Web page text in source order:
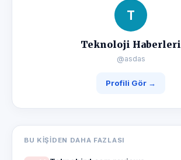
T
Teknoloji Haberleri
@asdas
Profili Gör →
BU KIŞIDEN DAHA FAZLASI